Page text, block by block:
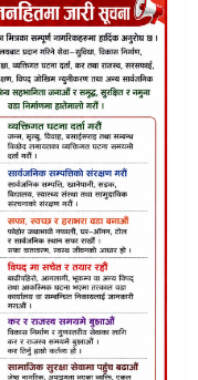
करोड ५८ लाखभन्दा बढीको बजेट
औँ नगरसभा सम्पन्न, ५८ करोड ८७
३० करोडभन्दा बढीको बजेट
उत्खनन् गर्ने चार ट्र्याक्टर
सम्पन्न : डाेल्पाकी गंगा ओझा
आरोप असत्य : ठुलीभेरी
: १२४.३५ मेगावाटको सार्वजनिक
र सडकलाई प्राथमिकता दिँदै